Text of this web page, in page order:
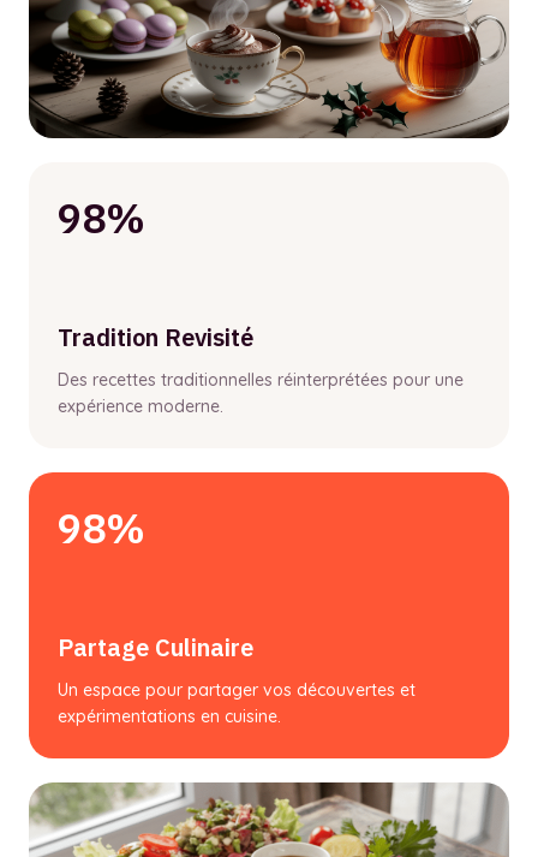
98%
Tradition Revisité
Des recettes traditionnelles réinterprétées pour une
expérience moderne.
98%
Partage Culinaire
Un espace pour partager vos découvertes et
expérimentations en cuisine.